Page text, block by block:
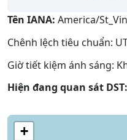
Tên IANA: America/
Chênh lệch tiêu chuẩn:
Giờ tiết kiệm ánh sáng:
Hiện đang quan sát DST:
+